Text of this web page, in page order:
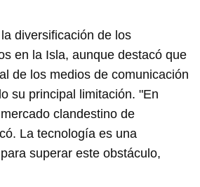
diversificación de los
en la Isla, aunque destacó que
de los medios de comunicación
su principal limitación. "En
clandestino de
La tecnología es una
superar este obstáculo,